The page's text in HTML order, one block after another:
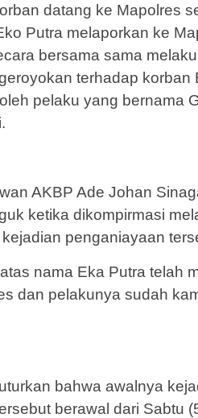
datang ke Mapolres
Putra melaporkan ke
bersama sama
terhadap korban
pelaku yang bernama
AKBP Ade Johan
ketika dikompirmasi
penganiayaan
nama Eka Putra telah
dan pelakunya sudah
bahwa awalnya
berawal dari Sabtu